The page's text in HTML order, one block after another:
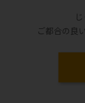
ご都合の良